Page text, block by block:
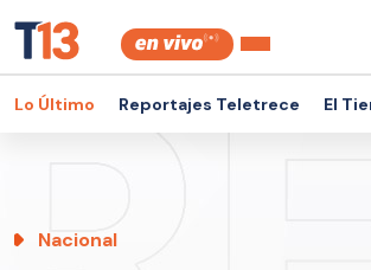
Lo Último Reportajes Teletrece El
Nacional